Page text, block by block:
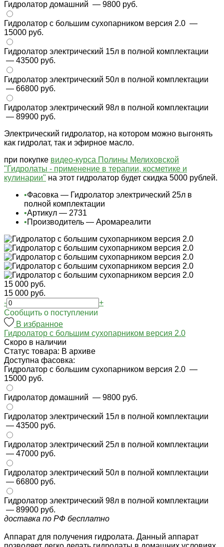
Гидролатор домашний — 9800 руб.
Гидролатор с большим сухопарником версия 2.0 —
15000 руб.
Гидролатор электрический 15л в полной комплектации
— 43500 руб.
Гидролатор электрический 50л в полной комплектации
— 66800 руб.
Гидролатор электрический 98л в полной комплектации
— 89900 руб.
Электрический гидролатор, на котором можно выгонять
как гидролат, так и эфирное масло.
при покупке видео-курса Полины Мелиховской
"Гидролаты - применение в терапии, косметике и
кулинарии" на этот гидролатор будет скидка 5000 рублей.
•Фасовка — Гидролатор электрический 25л в
полной комплектации
•Артикул — 2731
•Производитель — Аромареалити
15 000 руб.
15 000 руб.
-
+
Cообщить о поступлении
В избранное
Гидролатор с большим сухопарником версия 2.0
Cкоро в наличии
Статус товара: В архиве
Доступна фасовка:
Гидролатор с большим сухопарником версия 2.0 —
15000 руб.
Гидролатор домашний — 9800 руб.
Гидролатор электрический 15л в полной комплектации
— 43500 руб.
Гидролатор электрический 25л в полной комплектации
— 47000 руб.
Гидролатор электрический 50л в полной комплектации
— 66800 руб.
Гидролатор электрический 98л в полной комплектации
— 89900 руб.
доставка по РФ бесплатно
Аппарат для получения гидролата. Данный аппарат